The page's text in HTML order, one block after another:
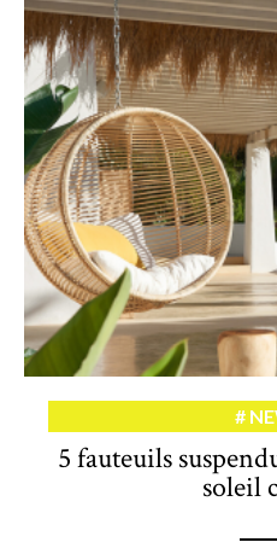
5 fauteuils
soleil